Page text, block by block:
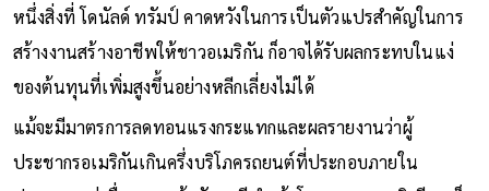
หนึ่งสิ่งที่ โดนัลด์ ทรัมป์ คาดหวังในการเป็นตัวแปรสำคัญในการ
สร้างงานสร้างอาชีพให้ชาวอเมริกัน ก็อาจได้รับผลกระทบในแง่
ของต้นทุนที่เพิ่มสูงขึ้นอย่างหลีกเลี่ยงไม่ได้
แม้จะมีมาตรการลดทอนแรงกระแทกและผลรายงานว่าผู้
ประชากรอเมริกันเกินครึ่งบริโภครถยนต์ที่ประกอบภายใน